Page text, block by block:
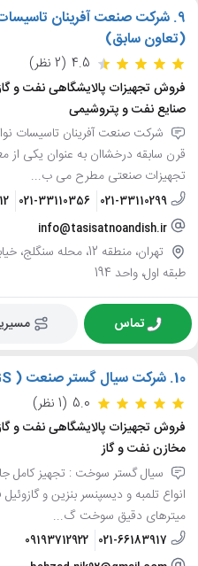
9. شرکت صنعت آفرینان
(تعاون سابق)
4.5 (2 نظر)
فروش تجهیزات پالایشگاهی نفت و
صنایع نفت و پتروشیمی
شرکت صنعت آفرینان تاسیسات
قرن سابقه درخشاان به عنوان یکی از
تجهیزات صنعتی مطرح می ب...
021-33110299
021-33110356
info@tasisatnoandish.ir
تهران، منطقه 12،
طبقه اول، واحد 194
تماس
10. شرکت سیال گستر صنعت ( SGS)
5.0 (1 نظر)
فروش تجهیزات پالایشگاهی نفت و
مخازن نفت و گاز
سیال گستر سوخت : تجهیز کامل
انواع تلمبه و دیسپنسر بنزین و
میترهای دقیق سوخت گ...
021-66183917
09193712922